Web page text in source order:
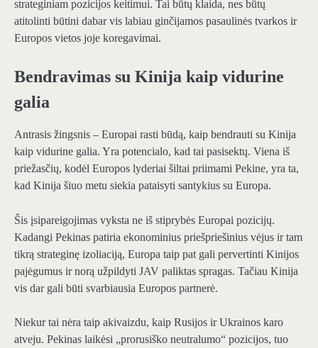
strateginiam pozicijos keitimui. Tai būtų klaida, nes būtų
atitolinti būtini dabar vis labiau ginčijamos pasaulinės tvarkos ir
Europos vietos joje koregavimai.
Bendravimas su Kinija kaip vidurine
galia
Antrasis žingsnis – Europai rasti būdą, kaip bendrauti su Kinija
kaip vidurine galia. Yra potencialo, kad tai pasisektų. Viena iš
priežasčių, kodėl Europos lyderiai šiltai priimami Pekine, yra ta,
kad Kinija šiuo metu siekia pataisyti santykius su Europa.
Šis įsipareigojimas vyksta ne iš stiprybės Europai pozicijų.
Kadangi Pekinas patiria ekonominius priešpriešinius vėjus ir tam
tikrą strateginę izoliaciją, Europa taip pat gali pervertinti Kinijos
pajėgumus ir norą užpildyti JAV paliktas spragas. Tačiau Kinija
vis dar gali būti svarbiausia Europos partnerė.
Niekur tai nėra taip akivaizdu, kaip Rusijos ir Ukrainos karo
atveju. Pekinas laikėsi „prorusiško neutralumo“ pozicijos, tuo